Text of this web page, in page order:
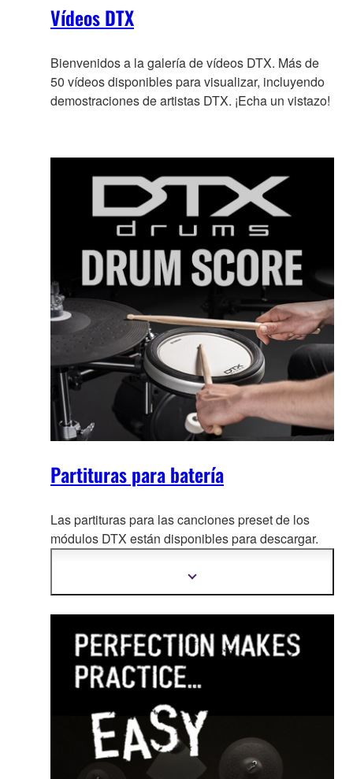
Vídeos DTX
Bienvenidos a la galería de vídeos DTX. Más de
50 vídeos disponibles para visualizar, incluyendo
demostraciones de artistas DTX. ¡Echa un vistazo!
Partituras para batería
Las partituras para las canciones preset de los
módulos DTX están disponibles para descargar.
profesores que usan los kits DTX.
Mostrar